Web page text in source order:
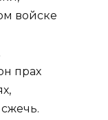
войске
прах